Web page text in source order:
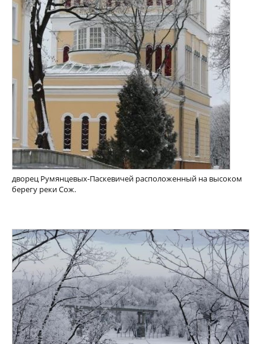
дворец Румянцевых-Паскевичей расположенный на высоком
берегу реки Сож.